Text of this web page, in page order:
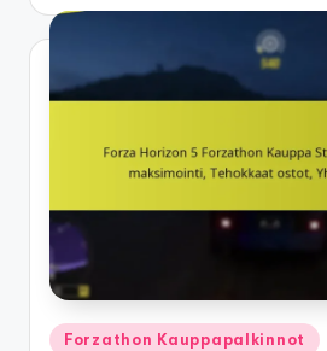
Posted
Forzathon Kauppapalkinnot